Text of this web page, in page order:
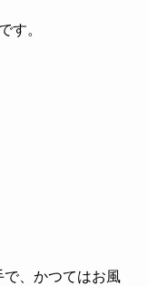
す。
、かつてはお風